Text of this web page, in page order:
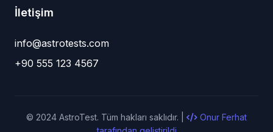
İletişim
info@astrotests.com
+90 555 123 4567
© 2024 AstroTest. Tüm hakları saklıdır. |
Onur Ferhat